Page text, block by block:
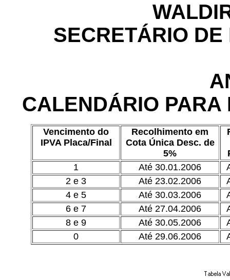
SECRETÁRIO
CALENDÁRIO PARA
Vencimento do
IPVA Placa/Final
Recolhimento em
Cota Única Desc. de
5%
1
Até 30.01.2006
2 e 3
Até 23.02.2006
4 e 5
Até 30.03.2006
6 e 7
Até 27.04.2006
8 e 9
Até 30.05.2006
0
Até 29.06.2006